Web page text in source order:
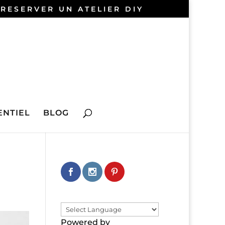
UN ATELIER DIY
BLOG
Powered by